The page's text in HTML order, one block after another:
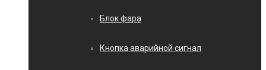
Блок фара
Кнопка аварийной сигнал